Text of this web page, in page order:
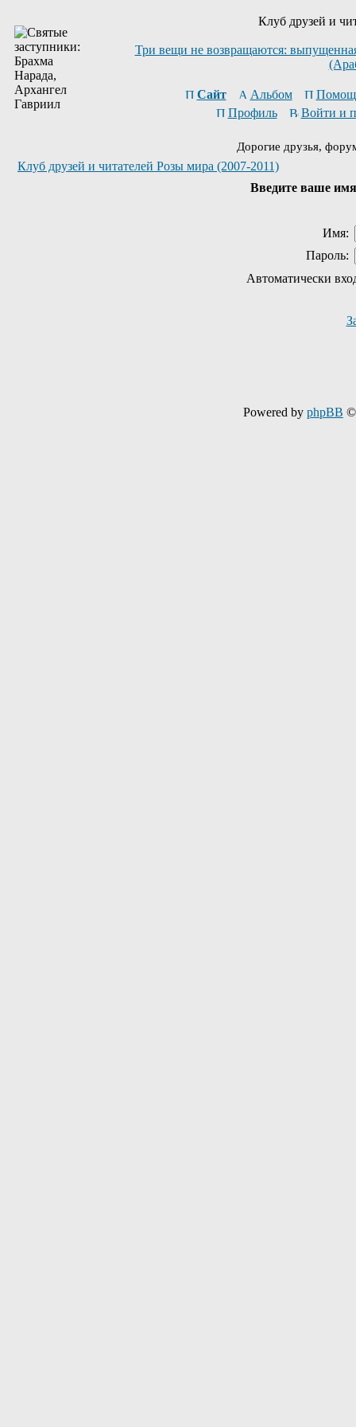
Клуб друзей и
Три вещи не возвращаются:
Сайт Альбом
Профиль
Войти и
Дорогие друзья,
Клуб друзей и читателей Розы мира (2007-2011)
Введите ваше
Имя:
Пароль:
Автоматически
Powered by phpBB ©